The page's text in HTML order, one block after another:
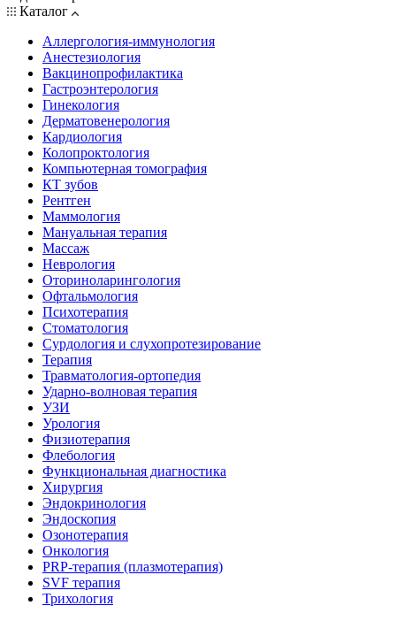
Каталог
Аллергология-иммунология
Анестезиология
Вакцинопрофилактика
Гастроэнтерология
Гинекология
Дерматовенерология
Кардиология
Колопроктология
Компьютерная томография
КТ зубов
Рентген
Маммология
Мануальная терапия
Массаж
Неврология
Оториноларингология
Офтальмология
Психотерапия
Стоматология
Сурдология и слухопротезирование
Терапия
Травматология-ортопедия
Ударно-волновая терапия
УЗИ
Урология
Физиотерапия
Флебология
Функциональная диагностика
Хирургия
Эндокринология
Эндоскопия
Озонотерапия
Онкология
PRP-терапия (плазмотерапия)
SVF терапия
Трихология